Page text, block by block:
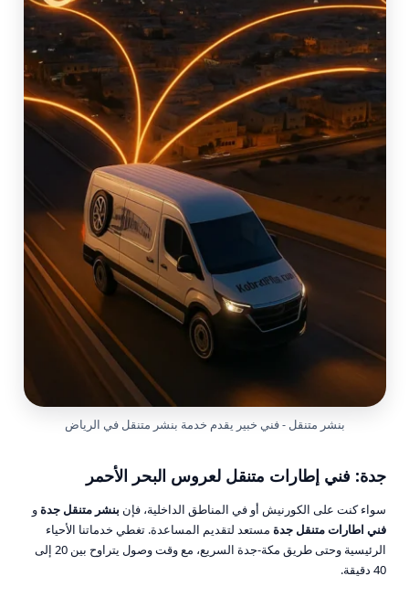
بنشر متنقل - فني خبير يقدم خدمة بنشر متنقل في الرياض
جدة: فني إطارات متنقل لعروس البحر الأحمر
سواء كنت على الكورنيش أو في المناطق الداخلية، فإن بنشر متنقل جدةو
فني اطارات متنقل جدة مستعد لتقديم المساعدة. تغطي خدماتنا الأحياء
الرئيسية وحتى طريق مكة-جدة السريع، مع وقت وصول يتراوح بين 20 إلى
40 دقيقة.